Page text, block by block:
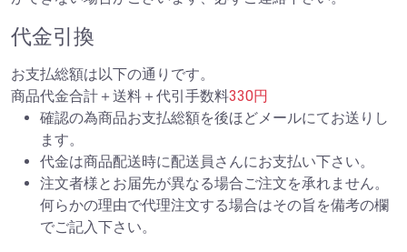
代金引換
お支払総額は以下の通りです。
商品代金合計＋送料＋代引手数料330円
確認の為商品お支払総額を後ほどメールにてお送りし
ます。
代金は商品配送時に配送員さんにお支払い下さい。
注文者様とお届先が異なる場合ご注文を承れません。
何らかの理由で代理注文する場合はその旨を備考の欄
でご記入下さい。